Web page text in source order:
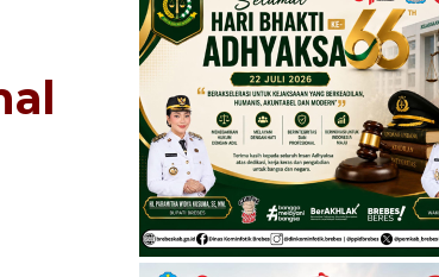
hingga Anak SD Terjaring